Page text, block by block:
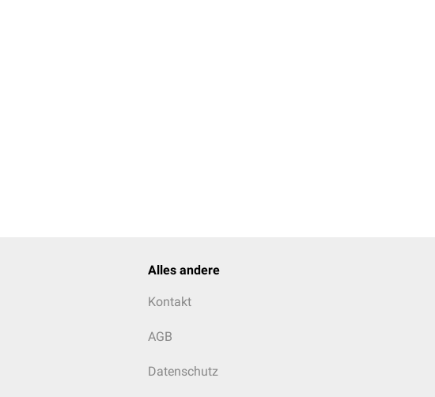
Alles andere
Kontakt
AGB
Datenschutz